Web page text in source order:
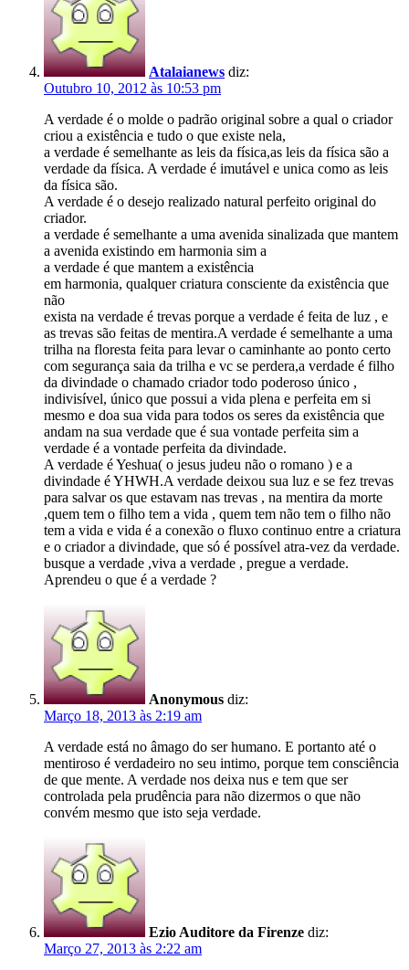
Atalaianews diz:
Outubro 10, 2012 às 10:53 pm
A verdade é o molde o padrão original sobre a qual o criador
criou a existência e tudo o que existe nela,
a verdade é semelhante as leis da física,as leis da física são a
verdade da física. A verdade é imutável e unica como as leis
da física são.
A verdade é o desejo realizado natural perfeito original do
criador.
a verdade é semelhante a uma avenida sinalizada que mantem
a avenida existindo em harmonia sim a
a verdade é que mantem a existência
em harmonia, qualquer criatura consciente da existência que
não
exista na verdade é trevas porque a verdade é feita de luz , e
as trevas são feitas de mentira.A verdade é semelhante a uma
trilha na floresta feita para levar o caminhante ao ponto certo
com segurança saia da trilha e vc se perdera,a verdade é filho
da divindade o chamado criador todo poderoso único ,
indivisível, único que possui a vida plena e perfeita em si
mesmo e doa sua vida para todos os seres da existência que
andam na sua verdade que é sua vontade perfeita sim a
verdade é a vontade perfeita da divindade.
A verdade é Yeshua( o jesus judeu não o romano ) e a
divindade é YHWH.A verdade deixou sua luz e se fez trevas
para salvar os que estavam nas trevas , na mentira da morte
,quem tem o filho tem a vida , quem tem não tem o filho não
tem a vida e vida é a conexão o fluxo continuo entre a criatura
e o criador a divindade, que só é possível atra-vez da verdade.
busque a verdade ,viva a verdade , pregue a verdade.
Aprendeu o que é a verdade ?
Anonymous diz:
Março 18, 2013 às 2:19 am
A verdade está no âmago do ser humano. E portanto até o
mentiroso é verdadeiro no seu intimo, porque tem consciência
de que mente. A verdade nos deixa nus e tem que ser
controlada pela prudência para não dizermos o que não
convém mesmo que isto seja verdade.
Ezio Auditore da Firenze diz:
Março 27, 2013 às 2:22 am